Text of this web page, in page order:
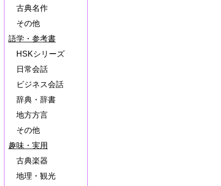
古典名作
その他
語学・参考書
HSKシリーズ
日常会話
ビジネス会話
辞典・辞書
地方方言
その他
趣味・実用
古典楽器
地理・観光